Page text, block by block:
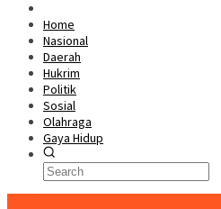
Home
Nasional
Daerah
Hukrim
Politik
Sosial
Olahraga
Gaya Hidup